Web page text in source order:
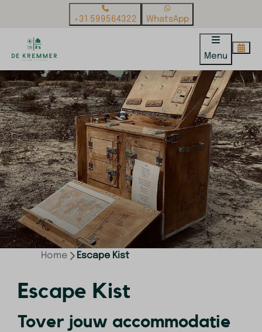
+31 599564322 WhatsApp
Menu
Home Escape Kist
Escape Kist
Tover jouw accommodatie